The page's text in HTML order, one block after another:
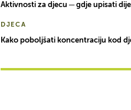
Aktivnosti za djecu ─ gdje upisati
DJECA
Kako poboljšati koncentraciju kod